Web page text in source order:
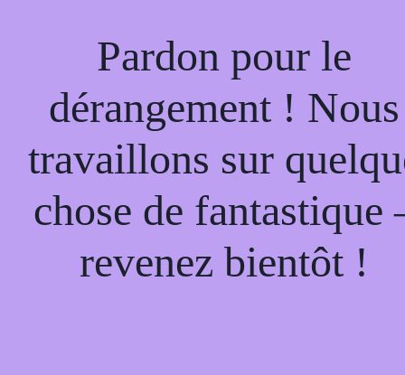
Pardon pour le
dérangement ! Nous
travaillons sur
chose de fantastique
revenez bientôt !